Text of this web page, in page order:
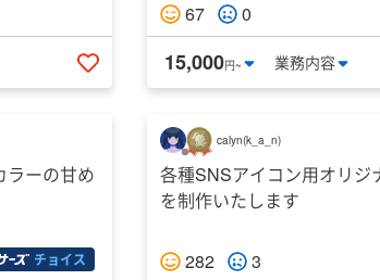
いいねする
67
0
15,000円~ 業務内容
ラーの甘め
チョイス
calyn(k_a_n)
各種SNSアイコン用オリジ
を制作いたします
282 3